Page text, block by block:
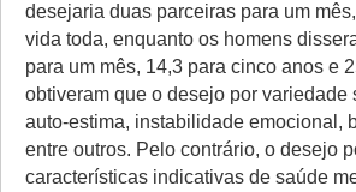
desejaria duas parceiras para um
vida toda, enquanto os homens
para um mês, 14,3 para cinco anos e
obtiveram que o desejo por
auto-estima, instabilidade emocional,
entre outros. Pelo contrário, o desejo
características indicativas de saúde